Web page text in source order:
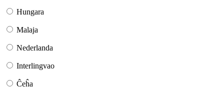
Hungara
Malaja
Nederlanda
Interlingvao
Ĉeĥa